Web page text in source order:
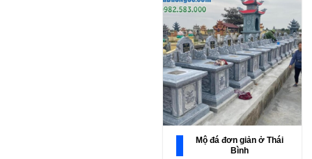
Mộ đá đơn giản ở Thái
Bình